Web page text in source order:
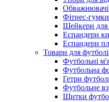
Обважнювачі
Фітнес-гумки
Шейкери для
Еспандери
Еспандери
Товари для
Футбольні
Футбольна
Гетри
Футбольне
Щитки